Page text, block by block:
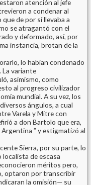
atención al jefe
a condenar al
de por sí llevaba a
se atragantó con el
y deformado, así, por
instancia, brotan de la
lo habían condenado
La variante
asimismo, como
al progreso civilizador
mundial. A su vez, los
ángulos, a cual
Varela y Mitre con
a don Bartolo que era,
” y estigmatizó al
Sierra, por su parte, lo
de escasa
méritos pero,
optaron por transcribir
la omisión— su